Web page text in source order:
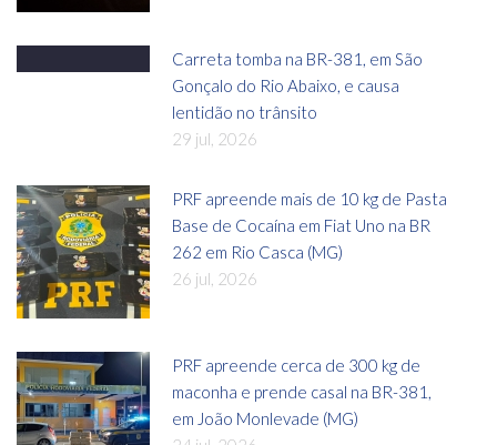
Carreta tomba na BR-381, em São
Gonçalo do Rio Abaixo, e causa
lentidão no trânsito
29 jul, 2026
PRF apreende mais de 10 kg de Pasta
Base de Cocaína em Fiat Uno na BR
262 em Rio Casca (MG)
26 jul, 2026
PRF apreende cerca de 300 kg de
maconha e prende casal na BR-381,
em João Monlevade (MG)